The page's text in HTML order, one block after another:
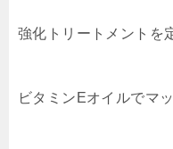
強化トリートメントを
ビタミンEオイルでマ